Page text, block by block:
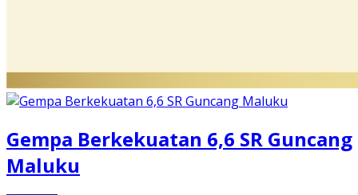
Gempa Berkekuatan 6,6 SR Guncang
Maluku